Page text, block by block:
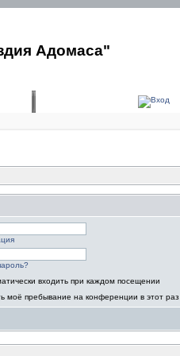
Адомаса"
входить при каждом посещении
моё пребывание на конференции в этот раз